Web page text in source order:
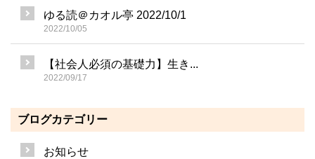
ゆる読＠カオル亭 2022/10/1
2022/10/05
【社会人必須の基礎力】生き...
2022/09/17
ブログカテゴリー
お知らせ